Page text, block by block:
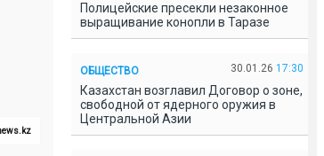
Полицейские пресекли незаконное
выращивание конопли в Таразе
ОБЩЕСТВО 30.01.26 17:30
Казахстан возглавил Договор о зоне,
свободной от ядерного оружия в
Центральной Азии